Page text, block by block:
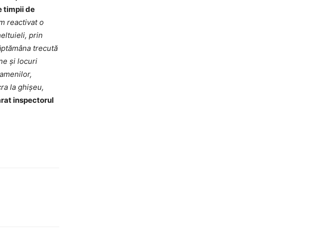
timpii de
reactivat o
prin
trecută
și locuri
la ghișeu,
inspectorul